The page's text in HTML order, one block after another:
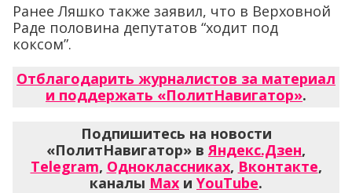
Ранее Ляшко также заявил, что в Верховной
Раде половина депутатов “ходит под
коксом”.
Отблагодарить журналистов за материал
и поддержать «ПолитНавигатор».
Подпишитесь на новости
«ПолитНавигатор» вЯндекс.Дзен,
Telegram, Одноклассниках, Вконтакте,
каналы Max и YouTube.